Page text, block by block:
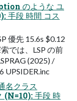
のような ユ
手段 時間 コス
優先 15.6s $0.12
では、LSP の前
(2025) /
UPSIDER.inc
名クラス
(N=10): 手段 時